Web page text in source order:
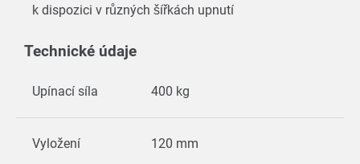
k dispozici v různých šířkách upnutí
Technické údaje
Upínací síla 400 kg
Vyložení 120 mm